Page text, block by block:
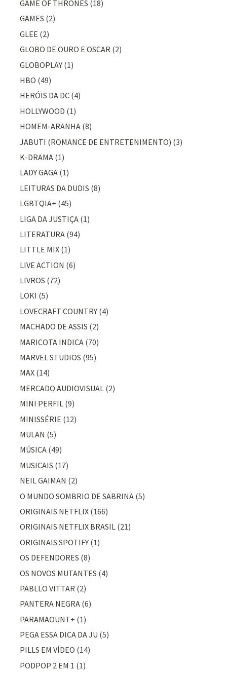
GAME OF THRONES (18)
GAMES (2)
GLEE (2)
GLOBO DE OURO E OSCAR (2)
GLOBOPLAY (1)
HBO (49)
HERÓIS DA DC (4)
HOLLYWOOD (1)
HOMEM-ARANHA (8)
JABUTI (ROMANCE DE ENTRETENIMENTO) (3)
K-DRAMA (1)
LADY GAGA (1)
LEITURAS DA DUDIS (8)
LGBTQIA+ (45)
LIGA DA JUSTIÇA (1)
LITERATURA (94)
LITTLE MIX (1)
LIVE ACTION (6)
LIVROS (72)
LOKI (5)
LOVECRAFT COUNTRY (4)
MACHADO DE ASSIS (2)
MARICOTA INDICA (70)
MARVEL STUDIOS (95)
MAX (14)
MERCADO AUDIOVISUAL (2)
MINI PERFIL (9)
MINISSÉRIE (12)
MULAN (5)
MÚSICA (49)
MUSICAIS (17)
NEIL GAIMAN (2)
O MUNDO SOMBRIO DE SABRINA (5)
ORIGINAIS NETFLIX (166)
ORIGINAIS NETFLIX BRASIL (21)
ORIGINAIS SPOTIFY (1)
OS DEFENDORES (8)
OS NOVOS MUTANTES (4)
PABLLO VITTAR (2)
PANTERA NEGRA (6)
PARAMAOUNT+ (1)
PEGA ESSA DICA DA JU (5)
PILLS EM VÍDEO (14)
PODPOP 2 EM 1 (1)